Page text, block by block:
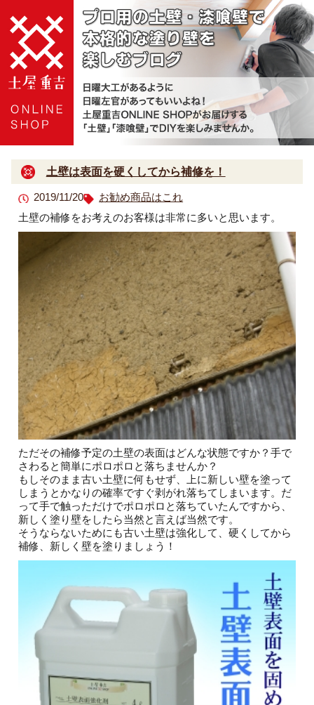
土壁は表面を硬くしてから補修を！
2019/11/20
お勧め商品はこれ
土壁の補修をお考えのお客様は非常に多いと思います。
ただその補修予定の土壁の表面はどんな状態ですか？手で
さわると簡単にポロポロと落ちませんか？
もしそのまま古い土壁に何もせず、上に新しい壁を塗って
しまうとかなりの確率ですぐ剥がれ落ちてしまいます。だ
って手で触っただけでポロポロと落ちていたんですから、
新しく塗り壁をしたら当然と言えば当然です。
そうならないためにも古い土壁は強化して、硬くしてから
補修、新しく壁を塗りましょう！